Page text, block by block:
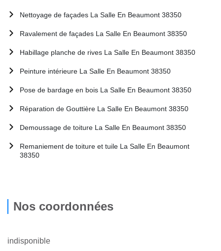
Nettoyage de façades La Salle En Beaumont 38350
Ravalement de façades La Salle En Beaumont 38350
Habillage planche de rives La Salle En Beaumont 38350
Peinture intérieure La Salle En Beaumont 38350
Pose de bardage en bois La Salle En Beaumont 38350
Réparation de Gouttière La Salle En Beaumont 38350
Demoussage de toiture La Salle En Beaumont 38350
Remaniement de toiture et tuile La Salle En Beaumont
38350
Nos coordonnées
indisponible